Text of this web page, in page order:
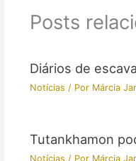
Posts
Diários de
Notícias / Por Márcia
Tutankhamon
Notícias / Por Márcia